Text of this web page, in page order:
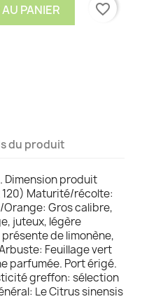
PANIER
favorite_border
du produit
Dimension produit
Maturité/récolte:
Gros calibre,
juteux, légère
de limonène,
Feuillage vert
parfumée. Port érigé.
greffon: sélection
Le Citrus sinensis